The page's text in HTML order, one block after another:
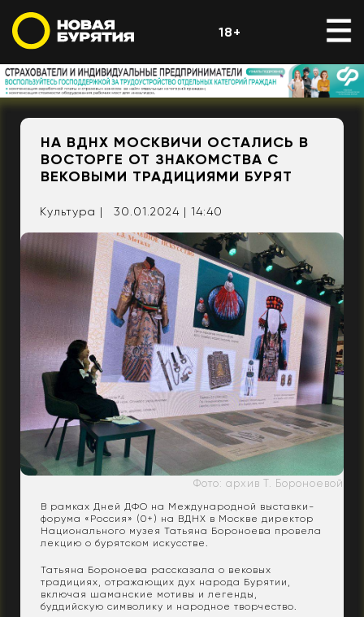
18+
НА ВДНХ МОСКВИЧИ ОСТАЛИСЬ В
ВОСТОРГЕ ОТ ЗНАКОМСТВА С
ВЕКОВЫМИ ТРАДИЦИЯМИ БУРЯТ
Культура | 30.01.2024 | 14:40
Фото: архив Т. Бороноевой
В рамках Дней ДФО на Международной выставки-
форума «Россия» (0+) на ВДНХ в Москве директор
Национального музея Татьяна Бороноева провела
лекцию о бурятском искусстве.
Татьяна Бороноева рассказала о вековых
традициях, отражающих дух народа Бурятии,
включая шаманские мотивы и легенды,
буддийскую символику и народное творчество.